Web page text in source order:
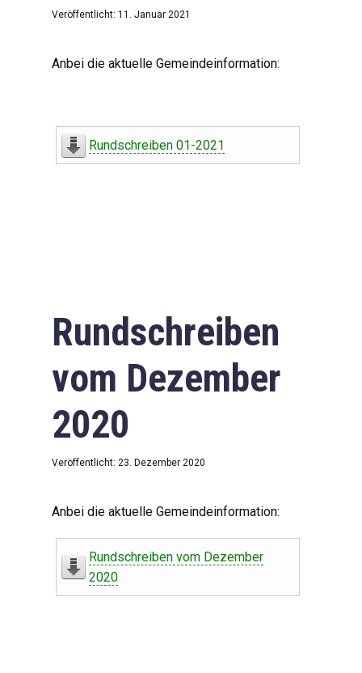
Veröffentlicht: 11. Januar 2021
Anbei die aktuelle Gemeindeinformation:
Rundschreiben 01-2021
Rundschreiben
vom Dezember
2020
Veröffentlicht: 23. Dezember 2020
Anbei die aktuelle Gemeindeinformation:
Rundschreiben vom Dezember
2020